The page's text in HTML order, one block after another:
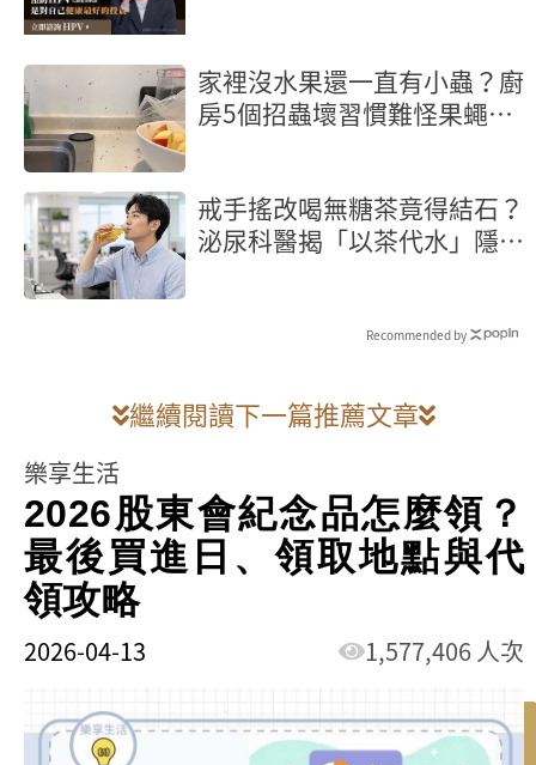
家裡沒水果還一直有小蟲？廚
房5個招蟲壞習慣難怪果蠅殺
戒手搖改喝無糖茶竟得結石？
泌尿科醫揭「以茶代水」隱形
Recommended by
繼續閱讀下一篇推薦文章
樂享生活
2026股東會紀念品怎麼領？
最後買進日、領取地點與代
領攻略
2026-04-13 1,577,406 人次